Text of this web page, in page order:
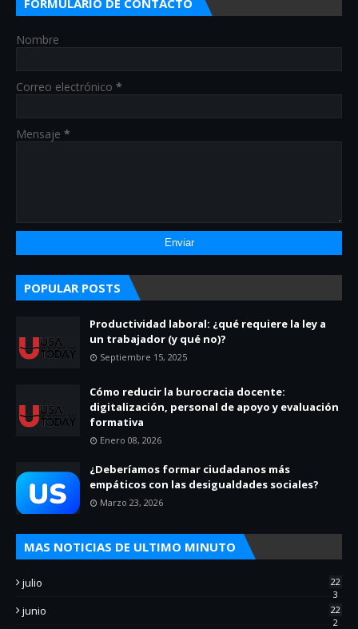
Nombre
Correo electrónico *
Mensaje *
POPULAR POSTS
Productividad laboral: ¿qué requiere la ley a
un trabajador (y qué no)?
Septiembre 15, 2025
Cómo reducir la burocracia docente:
digitalización, personal de apoyo y evaluación
formativa
Enero 08, 2026
¿Deberíamos formar ciudadanos más
empáticos con las desigualdades sociales?
Marzo 23, 2026
MAS NOTICIAS DE ULTIMO MINUTO
julio
22
3
junio
22
2